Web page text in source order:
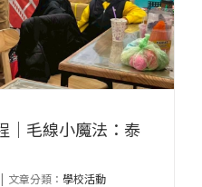
上
泰
雅：
從
描
彩
｜毛線小魔法：泰
| 文章分類： 學校活動